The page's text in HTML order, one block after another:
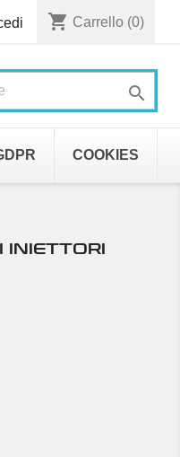
shopping_cart Carrello (0)

COOKIES
INIETTORI